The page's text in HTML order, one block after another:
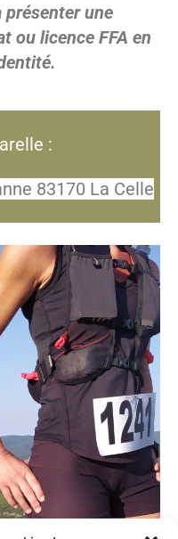
présenter une
ou licence FFA en
:
83170 La Celle